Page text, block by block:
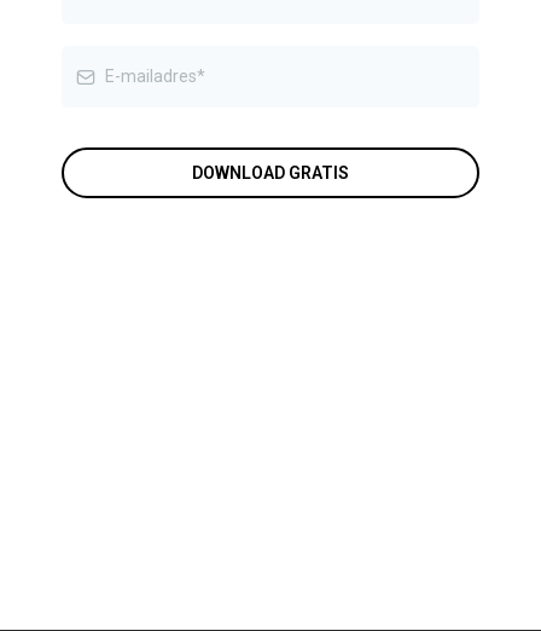
DOWNLOAD GRATIS